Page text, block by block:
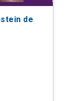
de